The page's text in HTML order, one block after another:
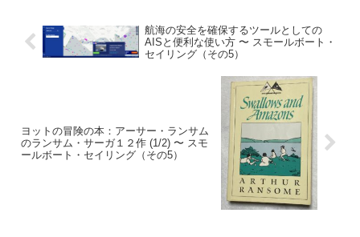
航海の安全を確保するツールとしての
AISと便利な使い方 〜 スモールボート・
セイリング（その5）
ヨットの冒険の本：アーサー・ランサム
のランサム・サーガ１２作 (1/2) 〜 スモ
ールボート・セイリング（その5）